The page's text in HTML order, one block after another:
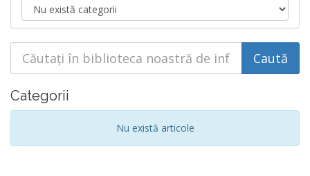
Categorii
Nu există articole